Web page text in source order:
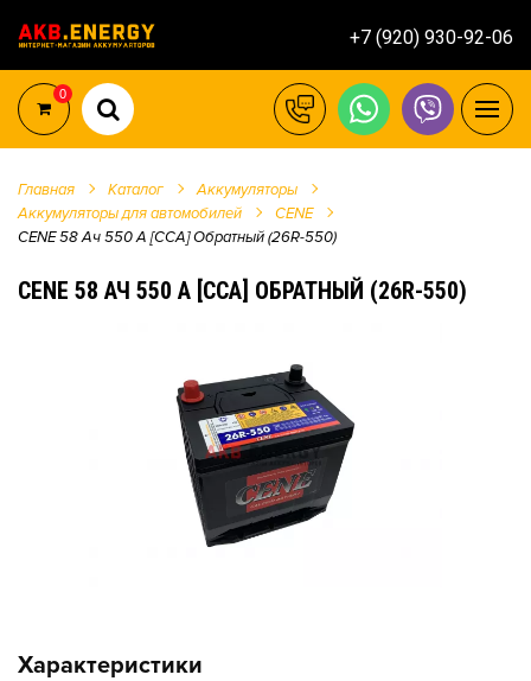
+7 (920) 930-92-06
0
Главная Каталог
Аккумуляторы
Аккумуляторы для автомобилей
CENE
CENE 58 Ач 550 А [CCA] Обратный (26R-550)
CENE 58 АЧ 550 А [CCA] ОБРАТНЫЙ (26R-550)
Характеристики